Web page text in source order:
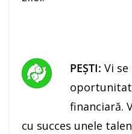
PEŞTI: Vi
financiară.
cu succes unele